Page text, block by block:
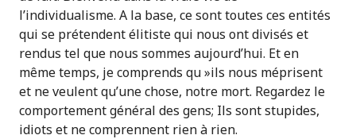
l’individualisme. A la base, ce sont toutes ces entités
qui se prétendent élitiste qui nous ont divisés et
rendus tel que nous sommes aujourd’hui. Et en
même temps, je comprends qu »ils nous méprisent
et ne veulent qu’une chose, notre mort. Regardez le
comportement général des gens; Ils sont stupides,
idiots et ne comprennent rien à rien.